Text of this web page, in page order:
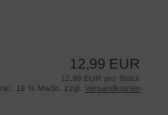
12,99 EUR
12,99 EUR pro Stück
inkl. 19 % MwSt. zzgl. Versandkosten